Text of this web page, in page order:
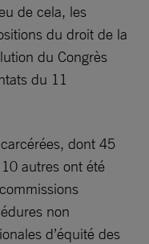
de cela, les
du droit de la
du Congrès
du 11
dont 45
autres ont été
non
d’équité des